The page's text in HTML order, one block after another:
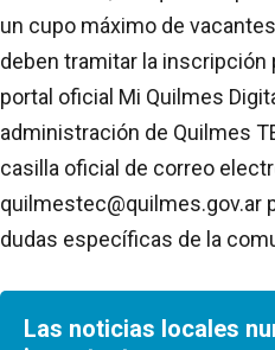
un cupo máximo de
deben tramitar la inscripción
portal oficial Mi Quilmes
administración de Quilmes
casilla oficial de correo
quilmestec@quilmes.gov.ar
dudas específicas de la
Las noticias locales